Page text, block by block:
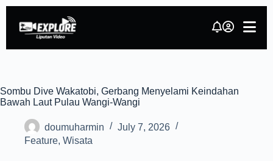
Sombu Dive Wakatobi, Gerbang Menyelami Keindahan
Bawah Laut Pulau Wangi-Wangi
doumuharmin
July 7, 2026
Feature, Wisata